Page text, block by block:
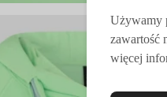
Używamy
zawartość
więcej